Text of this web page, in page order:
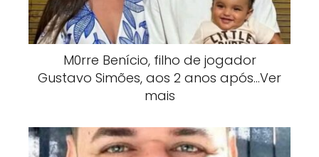
M0rre Benício, filho de jogador
Gustavo Simões, aos 2 anos após…Ver
mais